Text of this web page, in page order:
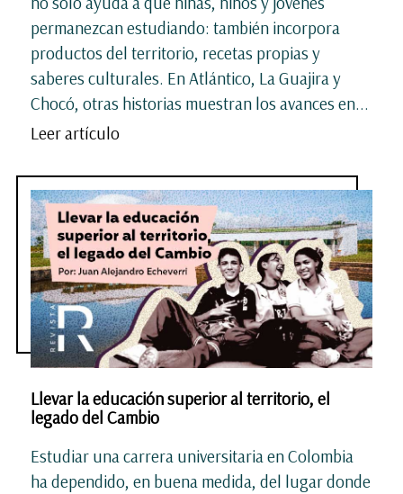
permanezcan estudiando: también incorpora
productos del territorio, recetas propias y
saberes culturales. En Atlántico, La Guajira y
Chocó, otras historias muestran los avances en...
Leer artículo
Llevar la educación superior al territorio, el
legado del Cambio
Estudiar una carrera universitaria en Colombia
ha dependido, en buena medida, del lugar donde